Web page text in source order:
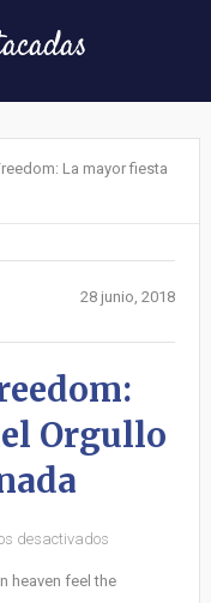
La mayor fiesta
28 junio, 2018
Orgullo
desactivados